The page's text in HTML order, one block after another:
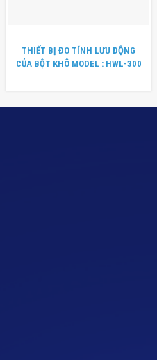
THIẾT BỊ ĐO TÍNH LƯU ĐỘNG
CỦA BỘT KHÔ MODEL : HWL-300